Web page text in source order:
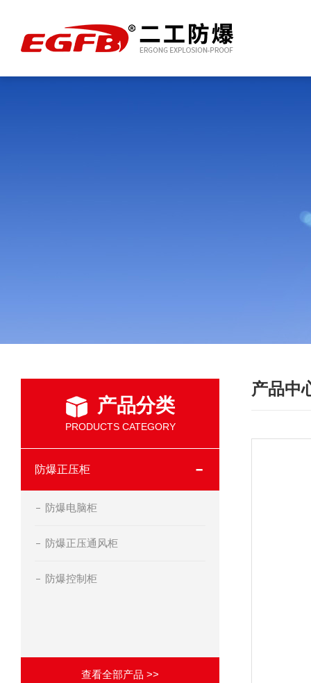
产品分类
PRODUCTS CATEGORY
防爆正压柜
防爆电脑柜
防爆正压通风柜
防爆控制柜
查看全部产品 >>
产品中